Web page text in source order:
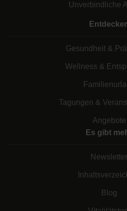
Unverbindliche
Gesundheit &
Wellness &
Tagungen &
Angebote
Es gibt
Newsletter
Blog